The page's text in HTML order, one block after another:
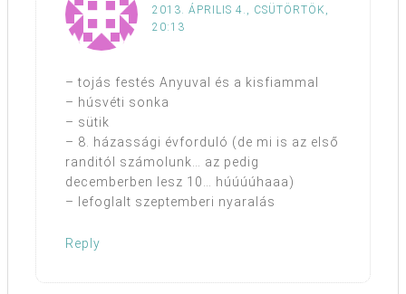
2013. ÁPRILIS 4., CSÜTÖRTÖK,
20:13
– tojás festés Anyuval és a kisfiammal
– húsvéti sonka
– sütik
– 8. házassági évforduló (de mi is az első
randitól számolunk… az pedig
decemberben lesz 10… húúúúhaaa)
– lefoglalt szeptemberi nyaralás
Reply